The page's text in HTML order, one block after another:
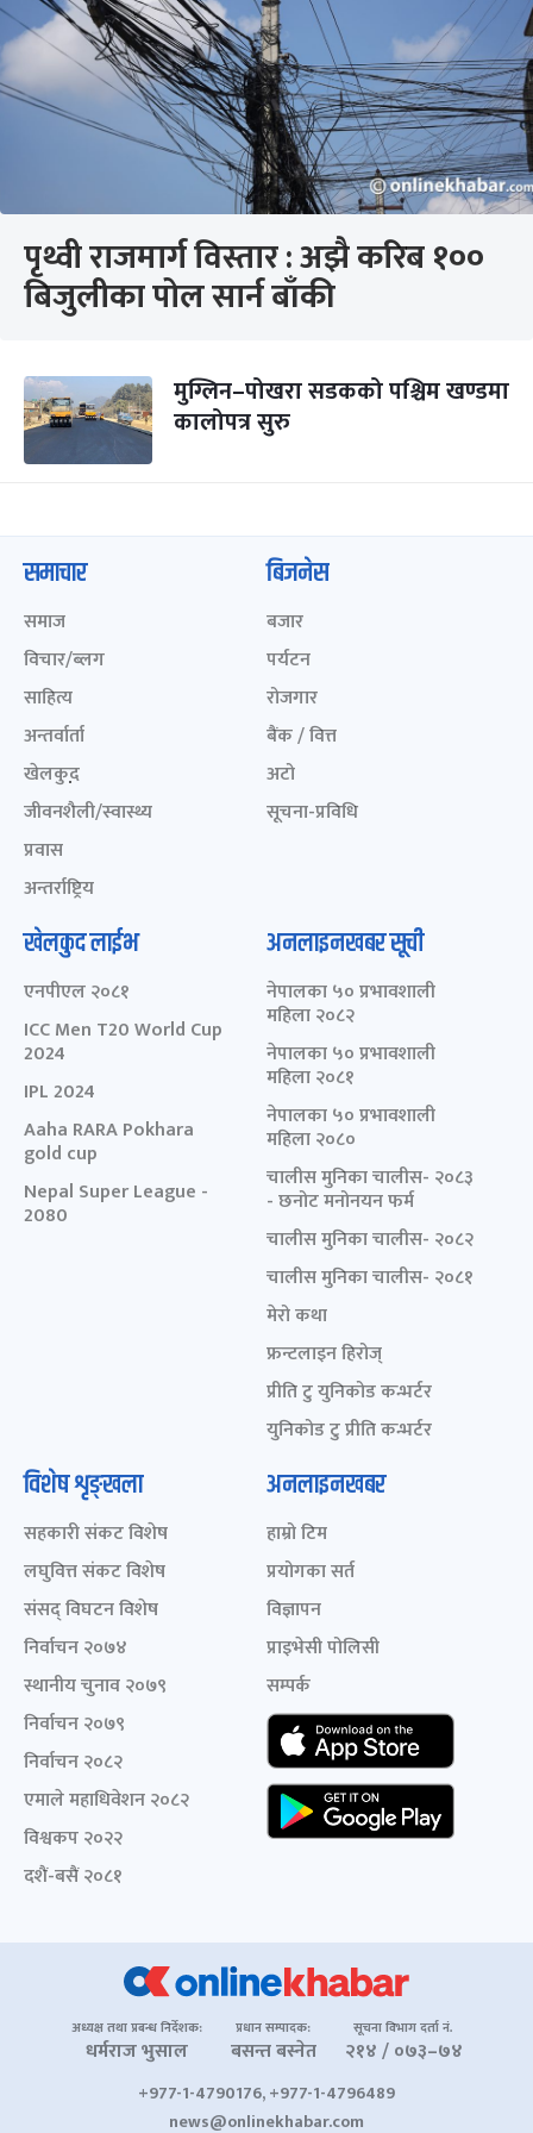
पृथ्वी राजमार्ग विस्तार : अझै करिब १००
बिजुलीका पोल सार्न बाँकी
मुग्लिन–पोखरा सडकको पश्चिम खण्डमा
कालोपत्र सुरु
समाचार
समाज
विचार/ब्लग
साहित्य
अन्तर्वार्ता
खेलकुद़़
जीवनशैली/स्वास्थ्य
प्रवास
अन्तर्राष्ट्रिय
बिजनेस
बजार
पर्यटन
रोजगार
बैंक / वित्त
अटो
सूचना-प्रविधि
खेलकुद लाईभ
एनपीएल २०८१
ICC Men T20 World Cup
2024
IPL 2024
Aaha RARA Pokhara
gold cup
Nepal Super League -
2080
अनलाइनखबर सूची
नेपालका ५० प्रभावशाली
महिला २०८२
नेपालका ५० प्रभावशाली
महिला २०८१
नेपालका ५० प्रभावशाली
महिला २०८०
चालीस मुनिका चालीस- २०८३
- छनोट मनोनयन फर्म
चालीस मुनिका चालीस- २०८२
चालीस मुनिका चालीस- २०८१
मेरो कथा
फ्रन्टलाइन हिरोज्
प्रीति टु युनिकोड कन्भर्टर
युनिकोड टु प्रीति कन्भर्टर
विशेष शृङ्खला
सहकारी संकट विशेष
लघुवित्त संकट विशेष
संसद् विघटन विशेष
निर्वाचन २०७४
स्थानीय चुनाव २०७९
निर्वाचन २०७९
निर्वाचन २०८२
एमाले महाधिवेशन २०८२
विश्वकप २०२२
दशैं-बसैं २०८१
अनलाइनखबर
हाम्रो टिम
प्रयोगका सर्त
विज्ञापन
प्राइभेसी पोलिसी
सम्पर्क
अध्यक्ष तथा प्रबन्ध निर्देशक:
धर्मराज भुसाल
प्रधान सम्पादक:
बसन्त बस्नेत
सूचना विभाग दर्ता नं.
२१४ / ०७३–७४
+977-1-4790176, +977-1-4796489
news@onlinekhabar.com